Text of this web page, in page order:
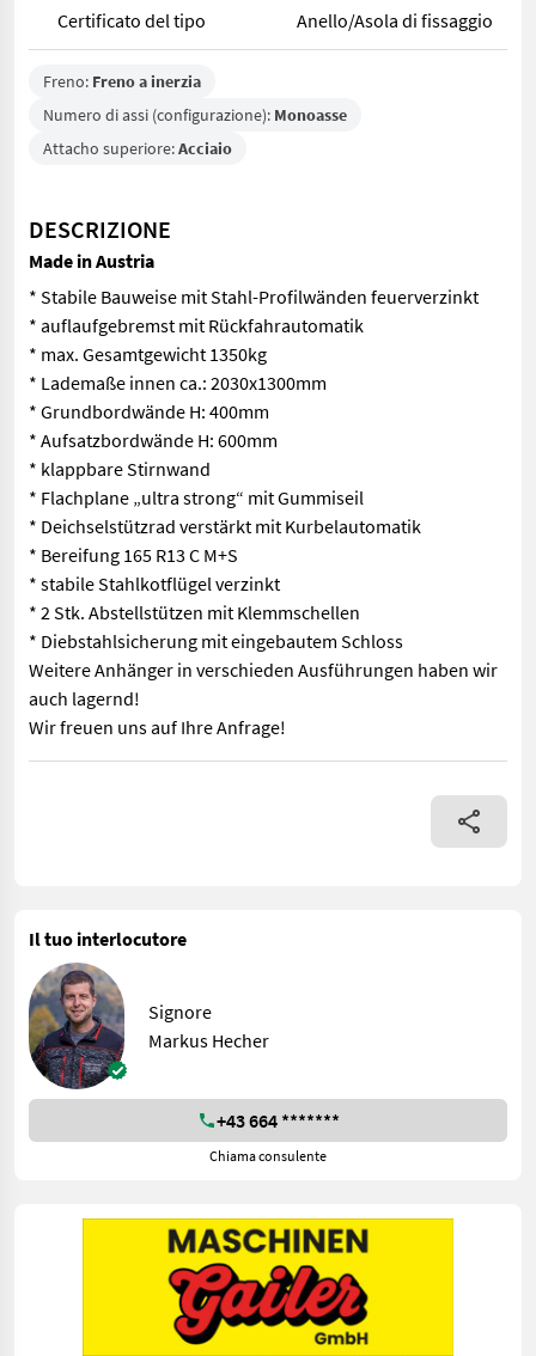
Certificato del tipo
Anello/Asola di fissaggio
Freno: Freno a inerzia
Numero di assi (configurazione): Monoasse
Attacho superiore:Acciaio
DESCRIZIONE
Made in Austria
* Stabile Bauweise mit Stahl-Profilwänden feuerverzinkt
* auflaufgebremst mit Rückfahrautomatik
* max. Gesamtgewicht 1350kg
* Lademaße innen ca.: 2030x1300mm
* Grundbordwände H: 400mm
* Aufsatzbordwände H: 600mm
* klappbare Stirnwand
* Flachplane „ultra strong“ mit Gummiseil
* Deichselstützrad verstärkt mit Kurbelautomatik
* Bereifung 165 R13 C M+S
* stabile Stahlkotflügel verzinkt
* 2 Stk. Abstellstützen mit Klemmschellen
* Diebstahlsicherung mit eingebautem Schloss
Weitere Anhänger in verschieden Ausführungen haben wir
auch lagernd!
Wir freuen uns auf Ihre Anfrage!
* Stabile Bauweise mit Stahl-Profilwänden feuerverzinkt *
Il tuo interlocutore
Signore
Markus Hecher
+43 664 *******
Chiama consulente